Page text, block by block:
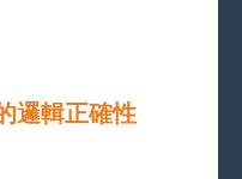
邏輯正確性